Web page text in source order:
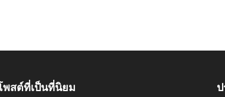
พสต์ที่เป็นที่นิยม